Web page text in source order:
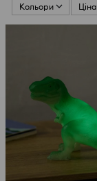
Кольори
Ціна